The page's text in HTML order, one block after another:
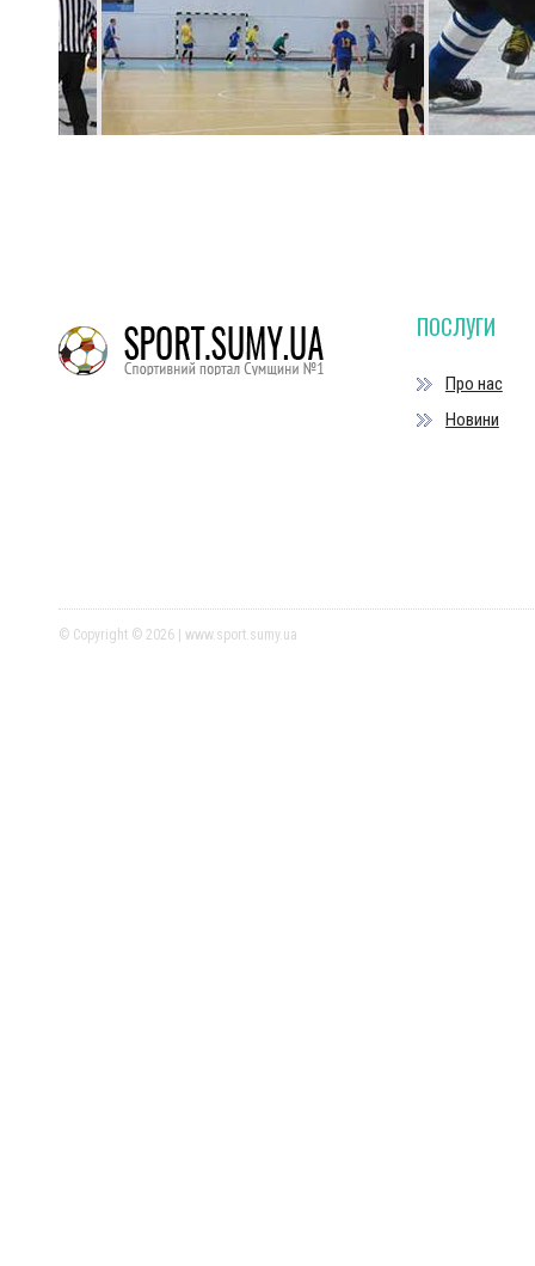
ПОСЛУГИ
Про нас
Новини
© Copyright © 2026 | www.sport.sumy.ua